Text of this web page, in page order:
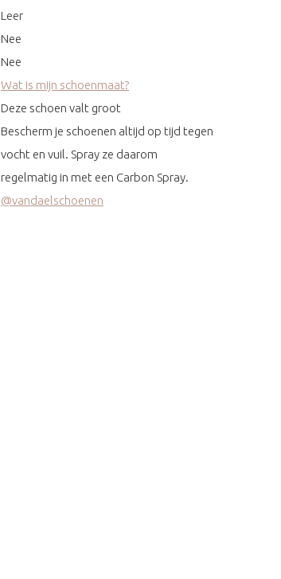
Leer
Nee
Nee
Wat is mijn schoenmaat?
Deze schoen valt groot
Bescherm je schoenen altijd op tijd tegen
vocht en vuil. Spray ze daarom
regelmatig in met een Carbon Spray.
@vandaelschoenen